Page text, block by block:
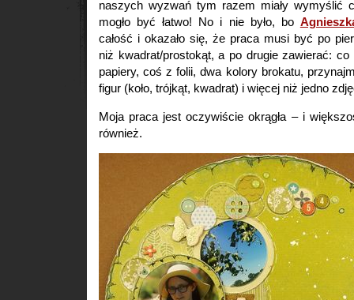
naszych wyzwań tym razem miały wymyślić
mogło być łatwo! No i nie było, bo
całość i okazało się, że praca musi być po
niż kwadrat/prostokąt, a po drugie zawierać:
papiery, coś z folii, dwa kolory brokatu,
figur (koło, trójkąt, kwadrat) i więcej niż jedno
Moja praca jest oczywiście okrągła – i
również.